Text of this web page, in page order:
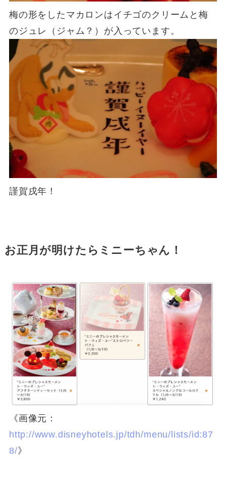
梅の形をしたマカロンはイチゴのクリームと梅
のジュレ（ジャム？）が入っています。
謹賀戌年！
お正月が明けたらミニーちゃん！
《画像元：
http://www.disneyhotels.jp/tdh/menu/lists/id:87
8/》